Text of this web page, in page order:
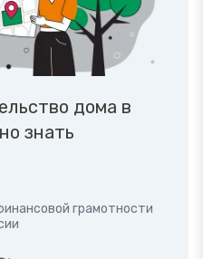
дома в
знать
грамотности